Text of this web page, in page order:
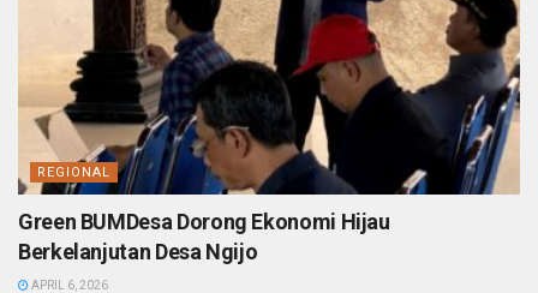
REGIONAL
Green BUMDesa Dorong Ekonomi Hijau
Berkelanjutan Desa Ngijo
APRIL 6, 2026